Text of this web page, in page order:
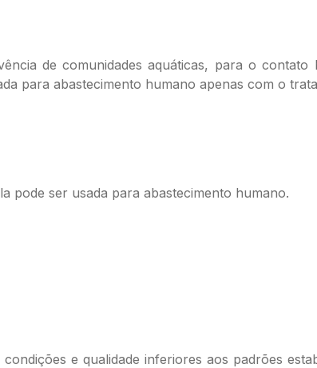
de comunidades aquáticas, para o
para abastecimento humano apenas com o
pode ser usada para abastecimento humano.
e qualidade inferiores aos padrões